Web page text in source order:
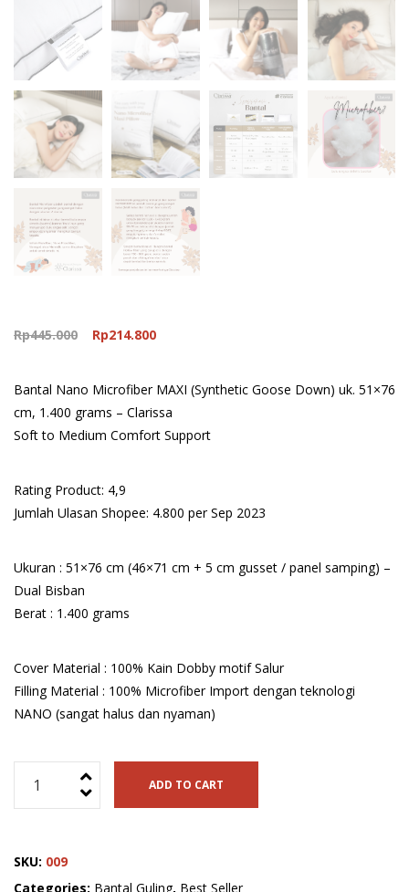
Rp445.000
Original
Rp214.800
Rp214.800.
Bantal Nano Microfiber MAXI (Synthetic Goose Down) uk. 51×76
cm, 1.400 grams – Clarissa
Soft to Medium Comfort Support
Rating Product: 4,9
Jumlah Ulasan Shopee: 4.800 per Sep 2023
Ukuran : 51×76 cm (46×71 cm + 5 cm gusset / panel samping) –
Dual Bisban
Berat : 1.400 grams
Cover Material : 100% Kain Dobby motif Salur
Filling Material : 100% Microfiber Import dengan teknologi
NANO (sangat halus dan nyaman)
Nano
(Synthetic
Goose
ADD TO CART
SKU: 009
Categories: Bantal Guling, Best Seller